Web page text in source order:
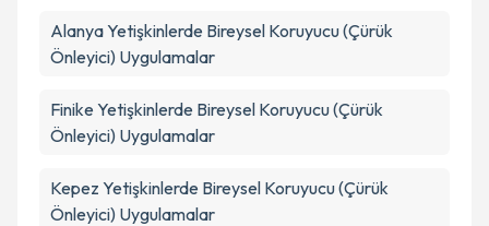
Metni'ni okudum ve kişisel verilerimin belirtilen
kapsamda işlenmesini kabul ediyorum.
Takvim Talebini Gönder
AlanyaYetişkinlerde Bireysel Koruyucu (Çürük
Önleyici) Uygulamalar
Finike Yetişkinlerde Bireysel Koruyucu (Çürük
Önleyici) Uygulamalar
Kepez Yetişkinlerde Bireysel Koruyucu (Çürük
Önleyici) Uygulamalar